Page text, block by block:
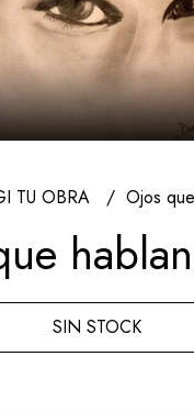
TU OBRA Ojos
hablan
SIN STOCK